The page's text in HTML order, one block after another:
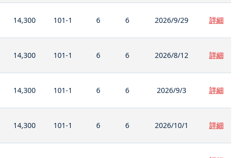
14,300 101-1 6 6 2026/9/29 詳細
14,300 101-1 6 6 2026/8/12 詳細
14,300 101-1 6 6 2026/9/3 詳細
14,300 101-1 6 6 2026/10/1 詳細